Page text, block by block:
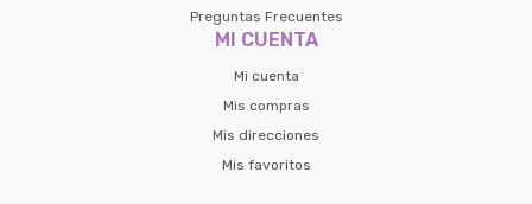
Preguntas Frecuentes
MI CUENTA
Mi cuenta
Mis compras
Mis direcciones
Mis favoritos